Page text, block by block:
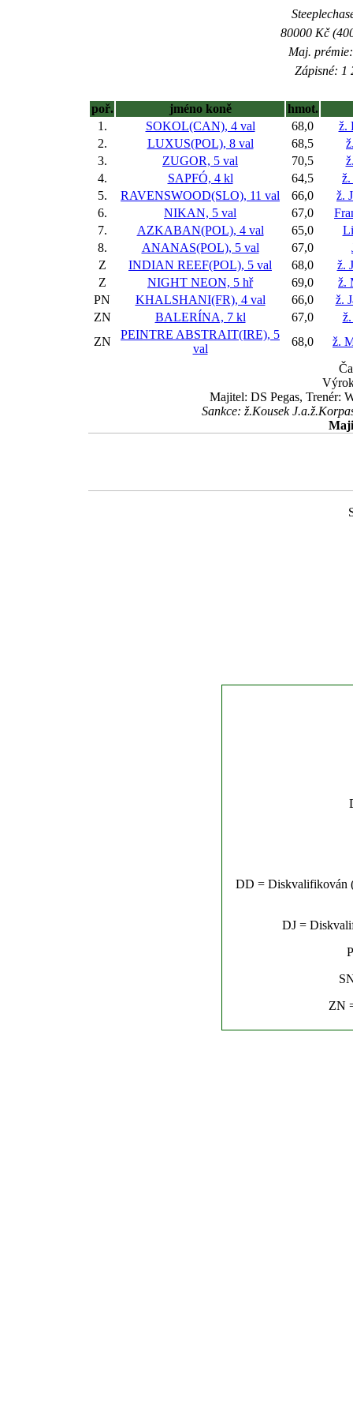
80000 Kč
Maj.
Zápisné: 1
poř. jméno koně
hmot.
1.
SOKOL(CAN), 4 val 68,0
ž.
2.
LUXUS(POL), 8 val 68,5
3.
ZUGOR, 5 val 70,5
4.
SAPFÓ, 4 kl 64,5
ž.
5.
RAVENSWOOD(SLO), 11 val 66,0
ž.
6.
NIKAN, 5 val 67,0
7.
AZKABAN(POL), 4 val 65,0
8.
ANANAS(POL), 5 val 67,0
Z
INDIAN REEF(POL), 5 val 68,0
ž.
Z
NIGHT NEON, 5 hř 69,0
ž.
PN
KHALSHANI(FR), 4 val 66,0
ž.
ZN
BALERÍNA, 7 kl 67,0
ZN
PEINTRE ABSTRAIT(IRE), 5
val
68,0
ž.
Majitel: DS Pegas, Trenér:
Sankce: ž.Kousek
DD = Diskvalifikován
DJ =
ZN